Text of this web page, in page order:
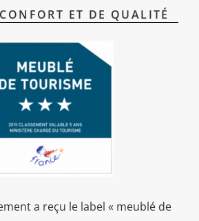
ET DE QUALITÉ
a reçu le label « meublé de